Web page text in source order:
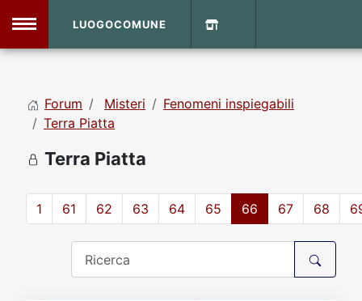
Home
LUOGOCOMUNE
Forum Misteri
Fenomeni inspiegabili
Terra Piatta
Terra Piatta
1 61 62 63 64 65 66 67 68